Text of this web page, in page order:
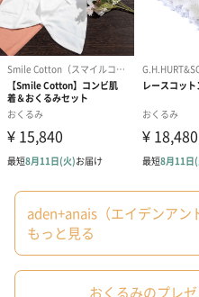
あり（280円）
メッセージカード（通常・
ードを同梱します。
aden+anais（エイデンアン
もっと見る
おくるみのプレ